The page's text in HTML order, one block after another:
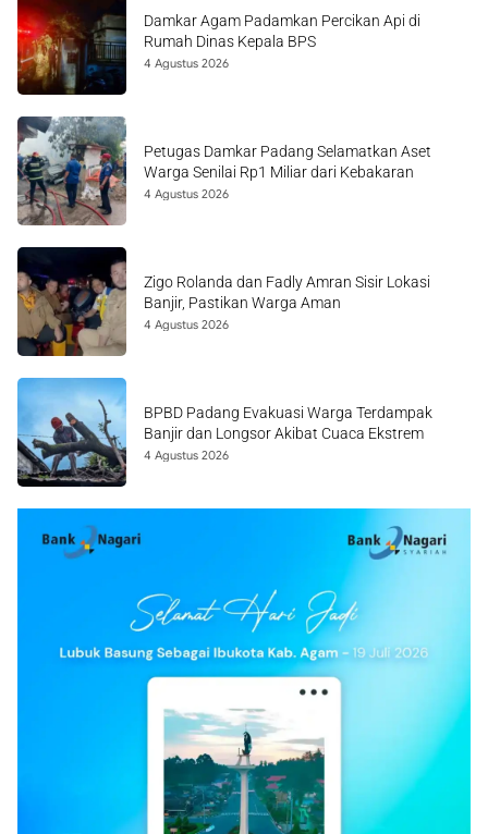
Damkar Agam Padamkan Percikan Api di
Rumah Dinas Kepala BPS
4 Agustus 2026
Petugas Damkar Padang Selamatkan Aset
Warga Senilai Rp1 Miliar dari Kebakaran
4 Agustus 2026
Zigo Rolanda dan Fadly Amran Sisir Lokasi
Banjir, Pastikan Warga Aman
4 Agustus 2026
BPBD Padang Evakuasi Warga Terdampak
Banjir dan Longsor Akibat Cuaca Ekstrem
4 Agustus 2026